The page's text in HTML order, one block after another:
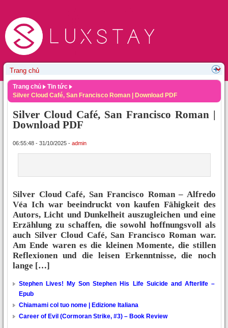
Trang chủ
Tin tức
Silver Cloud Café, San Francisco Roman | Download PDF
Silver Cloud Café, San Francisco Roman |
Download PDF
06:55:48 - 31/10/2025 - admin
Silver Cloud Café, San Francisco Roman – Alfredo
Véa Ich war beeindruckt von kaufen Fähigkeit des
Autors, Licht und Dunkelheit auszugleichen und eine
Erzählung zu schaffen, die sowohl hoffnungsvoll als
auch Silver Cloud Café, San Francisco Roman war.
Am Ende waren es die kleinen Momente, die stillen
Reflexionen und die leisen Erkenntnisse, die noch
lange […]
Stephen Lives! My Son Stephen His Life Suicide and Afterlife –
Epub
Chiamami col tuo nome | Edizione Italiana
Career of Evil (Cormoran Strike, #3) – Book Review